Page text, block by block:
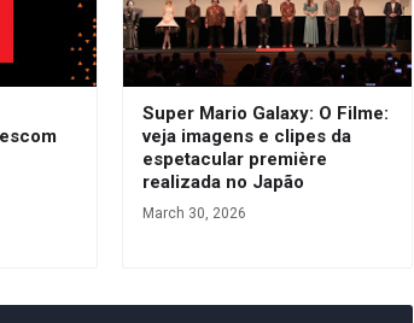
Super Mario Galaxy: O Filme:
veja imagens e clipes da
espetacular première
realizada no Japão
March 30, 2026